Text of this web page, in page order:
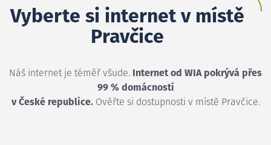
Vyberte si internet v místě
Pravčice
Náš internet je téměř všude. Internet od WIA pokrývá přes
99 % domácností
v České republice.Ověřte si dostupnosti v místě Pravčice.